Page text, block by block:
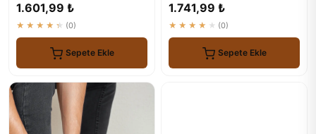
1.601,99 ₺
★★★★★ (0)
Sepete Ekle
1.741,99 ₺
★★★★★ (0)
Sepete Ekle